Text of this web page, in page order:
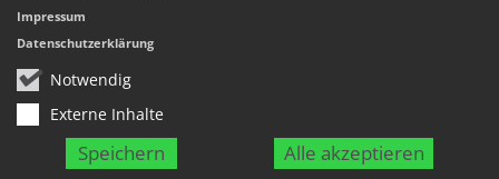
Notwendig
Externe Inhalte
Speichern Alle akzeptieren
Impressum
Datenschutzerklärung